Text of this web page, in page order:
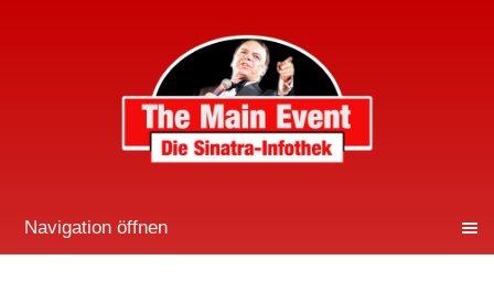
Navigation öffnen